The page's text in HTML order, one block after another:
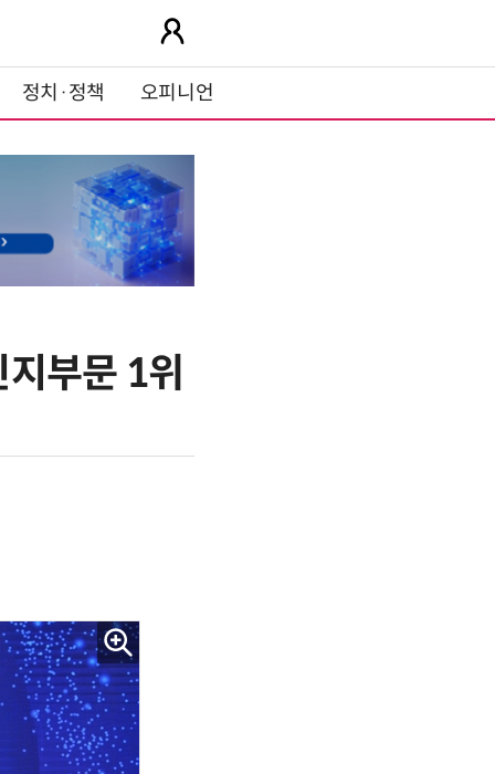
정치·정책 오피니언
부문 1위